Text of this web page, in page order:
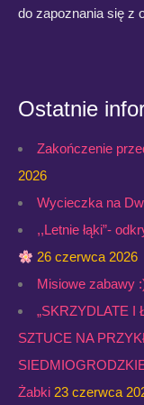
do zapoznania się z
Ostatnie
Zakończenie
2026
Wycieczka na
,,Letnie łąki”-
26 czerwca 2026
Misiowe zabawy
„SKRZYDLATE I
SZTUCE NA
Żabki 23 czerwca